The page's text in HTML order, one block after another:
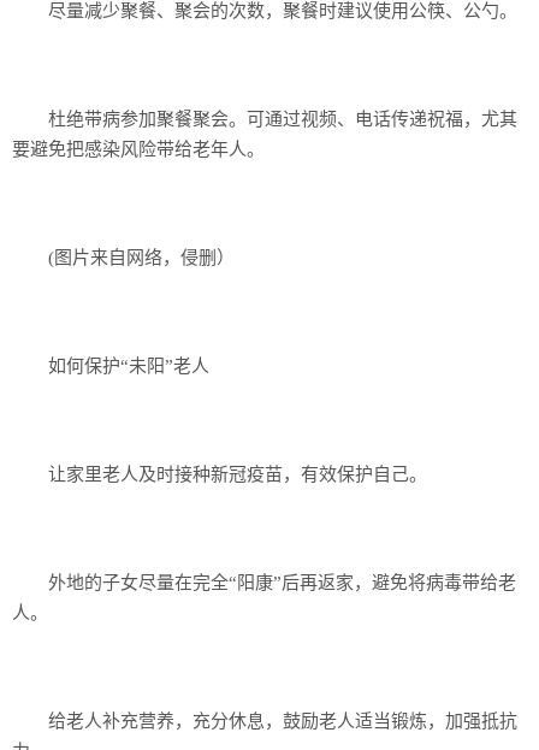
尽量减少聚餐、聚会的次数，聚餐时建议使用公筷、公勺。
杜绝带病参加聚餐聚会。可通过视频、电话传递祝福，尤其
要避免把感染风险带给老年人。
(图片来自网络，侵删）
如何保护“未阳”老人
让家里老人及时接种新冠疫苗，有效保护自己。
外地的子女尽量在完全“阳康”后再返家，避免将病毒带给老
人。
给老人补充营养，充分休息，鼓励老人适当锻炼，加强抵抗